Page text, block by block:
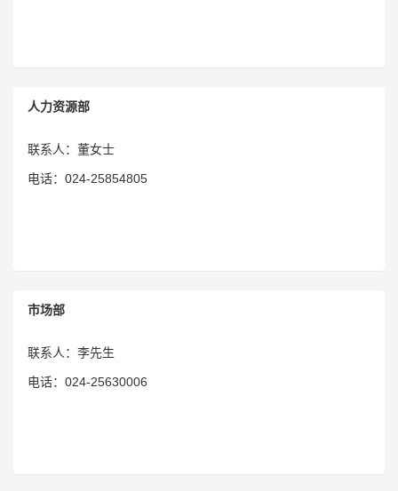
人力资源部
联系人：董女士
电话：024-25854805
市场部
联系人：李先生
电话：024-25630006